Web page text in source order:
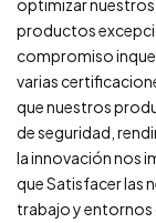
optimizar
productos
compromiso
varias
que nuestros
de seguridad,
la innovación nos
que Satisfacer las
trabajo y entornos